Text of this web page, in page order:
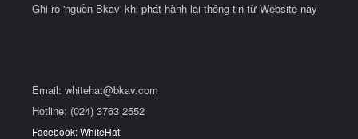
Ghi rõ 'nguồn Bkav' khi phát hành lại thông tin từ Website này
Email: whitehat@bkav.com
Hotline: (024) 3763 2552
Facebook: WhiteHat